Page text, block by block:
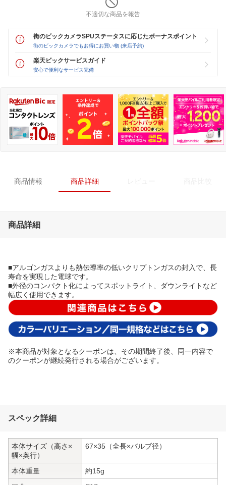
不適切な商品を報告
街のビックカメラSPUステータスに応じたボーナスポイント
街のビックカメラでもお得にお買い物 (来店予約)
楽天ビックサービスガイド
安心で便利なサービス完備
商品情報 商品詳細
商品詳細
■アルゴンガスよりも熱伝導率の低いクリプトンガスの封入で、長
寿命を実現した電球です。
■外径のコンパクト化によってスポットライト、ダウンライトなど
幅広く使用できます。
※本商品が対象となるクーポンは、その期間終了後、同一内容で
のクーポンが継続発行される場合がございます。
スペック詳細
本体サイズ（高さ×
幅×奥行）
67×35（全長×バルブ径）
本体重量
約15g